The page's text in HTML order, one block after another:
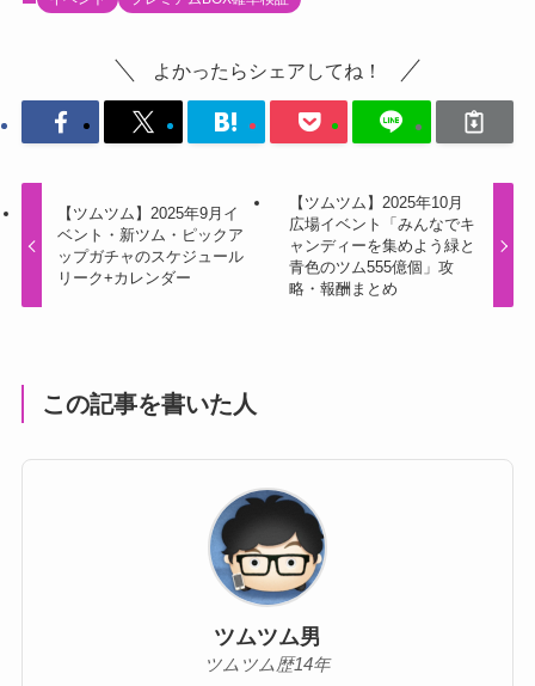
よかったらシェアしてね！
【ツムツム】2025年9月イ
ベント・新ツム・ピックア
ップガチャのスケジュール
リーク+カレンダー
【ツムツム】2025年10月
広場イベント「みんなでキ
ャンディーを集めよう緑と
青色のツム555億個」攻
略・報酬まとめ
この記事を書いた人
ツムツム男
ツムツム歴14年